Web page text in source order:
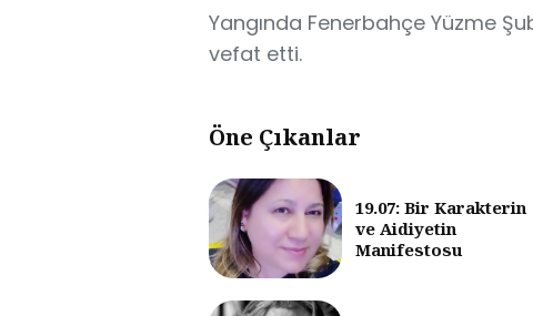
Yangında Fenerbahçe Yüzme
vefat etti.
Öne Çıkanlar
19.07: Bir Karakterin
ve Aidiyetin
Manifestosu